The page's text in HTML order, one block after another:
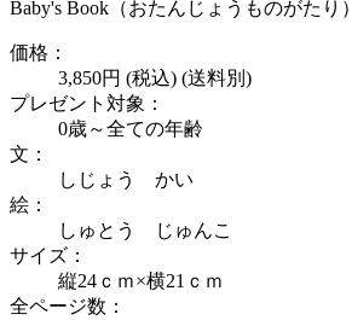
Baby's Book（おたんじょうものがたり）
価格：
3,850円 (税込) (送料別)
プレゼント対象：
0歳～全ての年齢
文：
しじょう かい
絵：
しゅとう じゅんこ
サイズ：
縦24ｃｍ×横21ｃｍ
全ページ数：